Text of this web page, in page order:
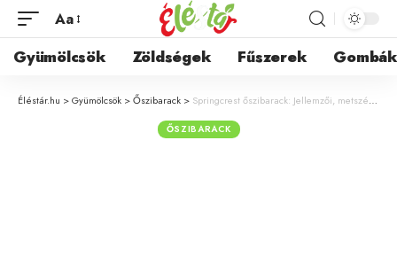
Aa
Gyümölcsök Zöldségek Fűszerek Gombák
Éléstár.hu >Gyümölcsök >Őszibarack > Springcrest őszibarack: Jellemzői, metszése és gondozása a kertben
ŐSZIBARACK